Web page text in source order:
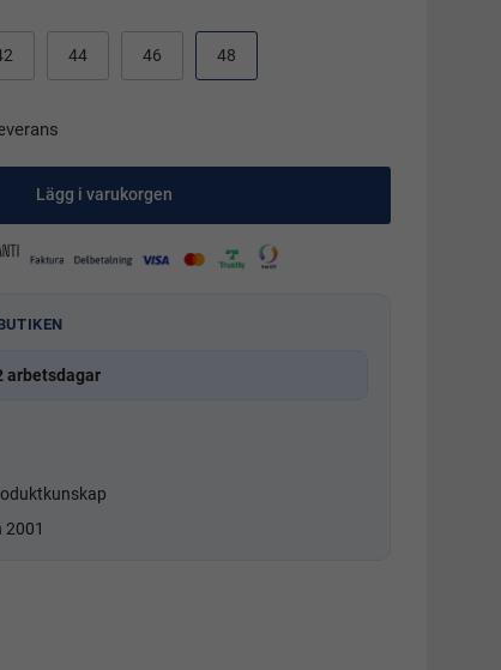
44 46 48
Lägg i varukorgen
arbetsdagar
2001